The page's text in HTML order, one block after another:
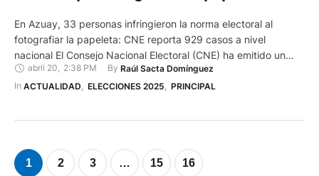
fotografiar la papeleta: CNE reporta 929 casos a nivel
nacional El Consejo Nacional Electoral (CNE) ha emitido un
informe final sobre las infracciones cometidas durante las
últimas elecciones en Ecuador, revelando que 929 personas
fotografiaron su papeleta electoral, violando la normativa
abril 20, 2:38 PM By Raúl Sacta Domínguez
In ACTUALIDAD ELECCIONES 2025, PRINCIPAL
1 2 3 … 15 16